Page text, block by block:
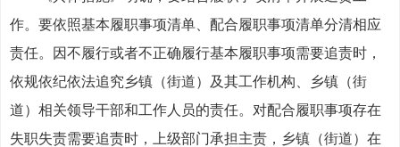
作。要依照基本履职事项清单、配合履职事项清单分清相应
责任。因不履行或者不正确履行基本履职事项需要追责时，
依规依纪依法追究乡镇（街道）及其工作机构、乡镇（街
道）相关领导干部和工作人员的责任。对配合履职事项存在
失职失责需要追责时，上级部门承担主责，乡镇（街道）在